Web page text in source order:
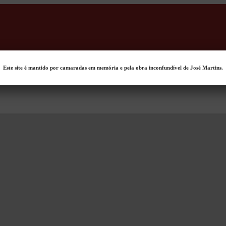
Este site é mantido por camaradas em memória e pela obra inconfundível de José Martins.